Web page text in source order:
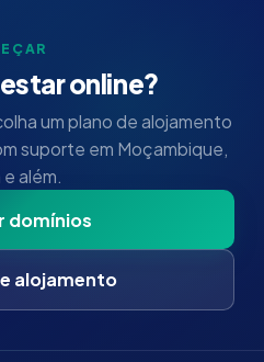
online?
um plano de alojamento
suporte em Moçambique,
além.
domínios
alojamento